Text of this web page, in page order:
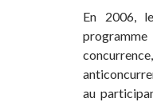
En 2006,
au